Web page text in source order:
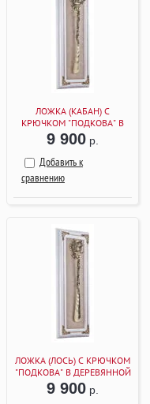
ЛОЖКА (КАБАН) С
КРЮЧКОМ "ПОДКОВА" В
ДЕРЕВЯННОЙ РАМКЕ
(БЕЛЫЙ)
9 900 р.
Добавить к
сравнению
ЛОЖКА (ЛОСЬ) С КРЮЧКОМ
"ПОДКОВА" В ДЕРЕВЯННОЙ
РАМКЕ (БЕЛЫЙ)
9 900 р.